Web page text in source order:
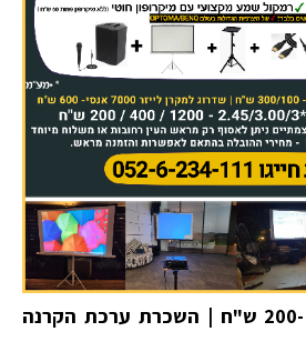
השכרת מקרן בלבד -200 ש"ח | השכרת ערכת הקרנה